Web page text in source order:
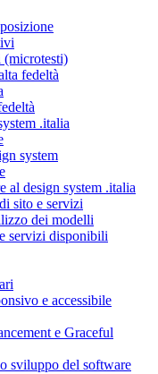
(microtesti)
fedeltà
.italia
system
al design system .italia
sito e servizi
dei modelli
servizi disponibili
e accessibile
e Graceful
sviluppo del software